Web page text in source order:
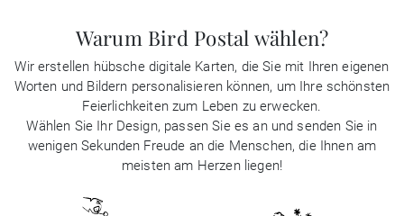
Warum Bird Postal wählen?
Wir erstellen hübsche digitale Karten, die Sie mit Ihren eigenen
Worten und Bildern personalisieren können, um Ihre schönsten
Feierlichkeiten zum Leben zu erwecken.
Wählen Sie Ihr Design, passen Sie es an und senden Sie in
wenigen Sekunden Freude an die Menschen, die Ihnen am
meisten am Herzen liegen!